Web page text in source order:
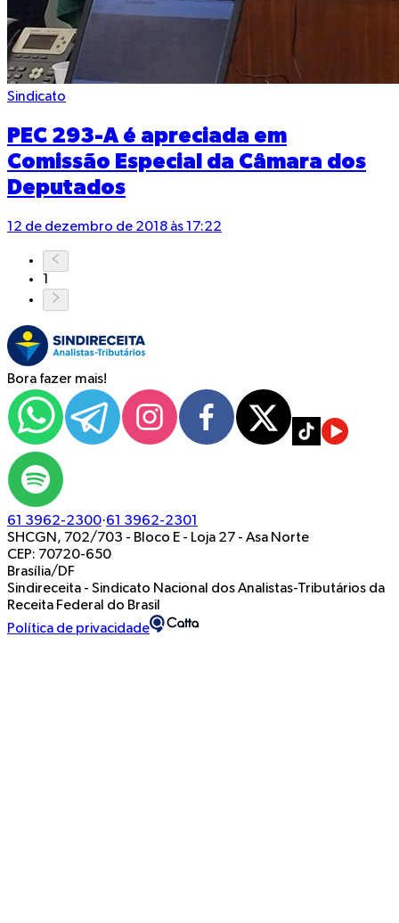
Sindicato
PEC 293-A é apreciada em
Comissão Especial da Câmara dos
Deputados
12 de dezembro de 2018 às 17:22
1
Bora fazer mais!
61 3962-2300·61 3962-2301
SHCGN, 702/703 - Bloco E - Loja 27 - Asa Norte
CEP: 70720-650
Brasília/DF
Sindireceita - Sindicato Nacional dos Analistas-Tributários da
Receita Federal do Brasil
Política de privacidade